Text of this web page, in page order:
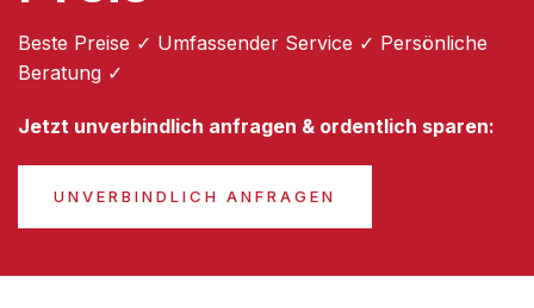
Beste Preise ✓ Umfassender Service ✓ Persönliche
Beratung ✓
Jetzt unverbindlich anfragen & ordentlich sparen:
UNVERBINDLICH ANFRAGEN